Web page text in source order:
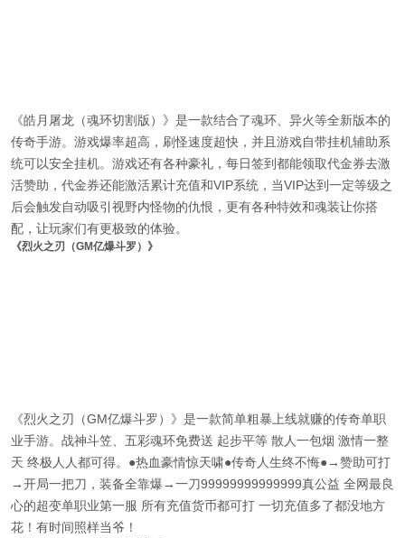
《皓月屠龙（魂环切割版）》是一款结合了魂环、异火等全新版本的
传奇手游。游戏爆率超高，刷怪速度超快，并且游戏自带挂机辅助系
统可以安全挂机。游戏还有各种豪礼，每日签到都能领取代金券去激
活赞助，代金券还能激活累计充值和VIP系统，当VIP达到一定等级之
后会触发自动吸引视野内怪物的仇恨，更有各种特效和魂装让你搭
配，让玩家们有更极致的体验。
《烈火之刃（GM亿爆斗罗）》
《烈火之刃（GM亿爆斗罗）》是一款简单粗暴上线就赚的传奇单职
业手游。战神斗笠、五彩魂环免费送 起步平等 散人一包烟 激情一整
天 终极人人都可得。●热血豪情惊天啸●传奇人生终不悔●→赞助可打
→开局一把刀，装备全靠爆→一刀99999999999999真公益 全网最良
心的超变单职业第一服 所有充值货币都可打 一切充值多了都没地方
花！有时间照样当爷！